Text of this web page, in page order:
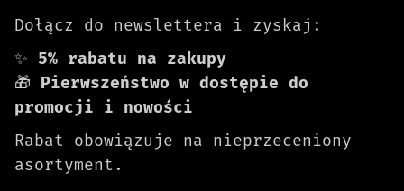
Dołącz do newslettera i zyskaj:
✨ 5% rabatu na zakupy
🎁 Pierwszeństwo w dostępie do
promocji i nowości
Rabat obowiązuje na nieprzeceniony
asortyment.